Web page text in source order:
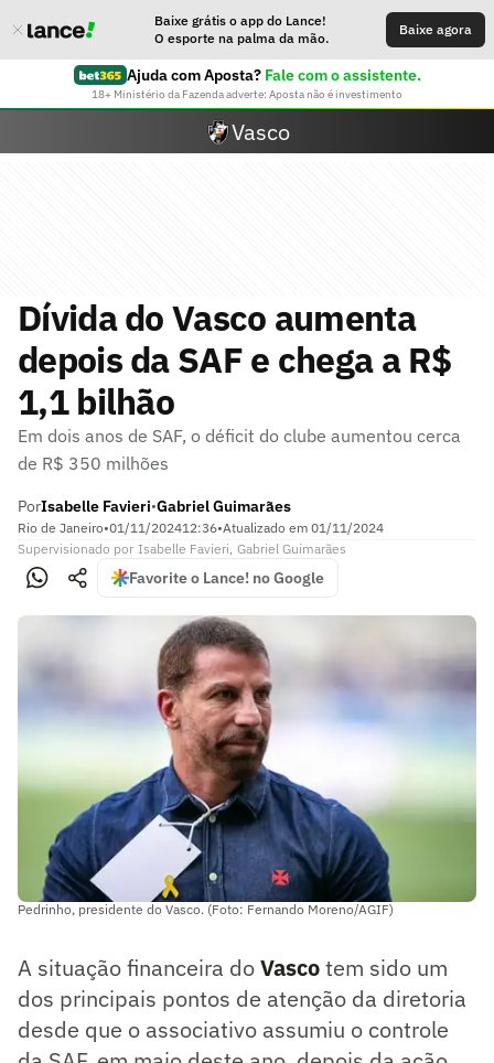
Baixe grátis o app do Lance!
O esporte na palma da mão.
Baixe agora
Ajuda com Aposta? Fale com o assistente.
18+ Ministério da Fazenda adverte: Aposta não é investimento
Vasco
Dívida do Vasco aumenta
depois da SAF e chega a R$
1,1 bilhão
Em dois anos de SAF, o déficit do clube aumentou cerca
de R$ 350 milhões
PorIsabelle Favieri•Gabriel Guimarães
Rio de Janeiro•01/11/202412:36•Atualizado em 01/11/2024
Supervisionado por Isabelle Favieri, Gabriel Guimarães
Favorite o Lance! no Google
Pedrinho, presidente do Vasco. (Foto: Fernando Moreno/AGIF)
A situação financeira doVascotem sido um
dos principais pontos de atenção da diretoria
desde que o associativo assumiu o controle